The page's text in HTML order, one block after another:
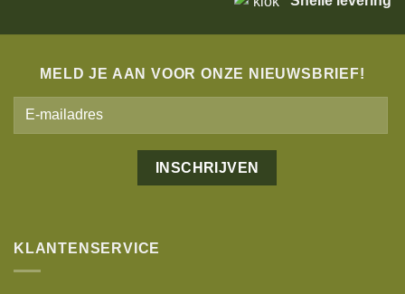
MELD JE AAN VOOR ONZE NIEUWSBRIEF!
KLANTENSERVICE